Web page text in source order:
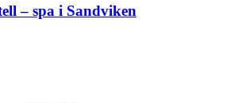
– spa i Sandviken